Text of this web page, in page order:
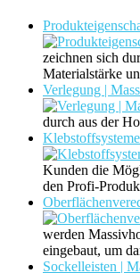
zeichnen sich
Materialstärke
Verlegung |
durch aus der
Kunden die
den Profi-
werden
eingebaut, um
Sockelleisten |